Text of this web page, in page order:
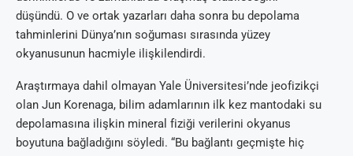
düşündü. O ve ortak yazarları daha sonra bu depolama
tahminlerini Dünya’nın soğuması sırasında yüzey
okyanusunun hacmiyle ilişkilendirdi.
Araştırmaya dahil olmayan Yale Üniversitesi’nde jeofizikçi
olan Jun Korenaga, bilim adamlarının ilk kez mantodaki su
depolamasına ilişkin mineral fiziği verilerini okyanus
boyutuna bağladığını söyledi. “Bu bağlantı geçmişte hiç